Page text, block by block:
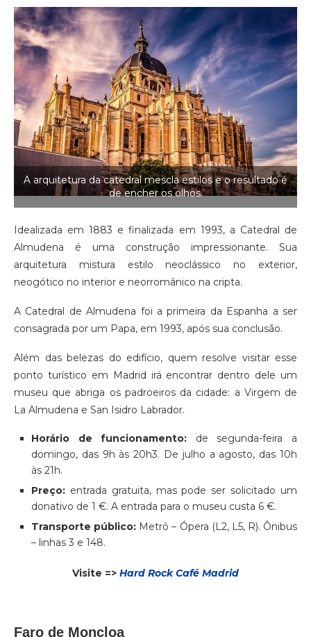
A arquitetura da catedral mescla estilos e o resultado é
de encher os olhos.
Idealizada em 1883 e finalizada em 1993, a Catedral de
Almudena é uma construção impressionante. Sua
arquitetura mistura estilo neoclássico no exterior,
neogótico no interior e neorromânico na cripta.
A Catedral de Almudena foi a primeira da Espanha a ser
consagrada por um Papa, em 1993, após sua conclusão.
Além das belezas do edifício, quem resolve visitar esse
ponto turístico em Madrid irá encontrar dentro dele um
museu que abriga os padroeiros da cidade: a Virgem de
La Almudena e San Isidro Labrador.
Horário de funcionamento: de segunda-feira a
domingo, das 9h às 20h3. De julho a agosto, das 10h
às 21h.
Preço: entrada gratuita, mas pode ser solicitado um
donativo de 1 €. A entrada para o museu custa 6 €.
Transporte público: Metrô – Ópera (L2, L5, R). Ônibus
– linhas 3 e 148.
Visite => Hard Rock Café Madrid
Faro de Moncloa